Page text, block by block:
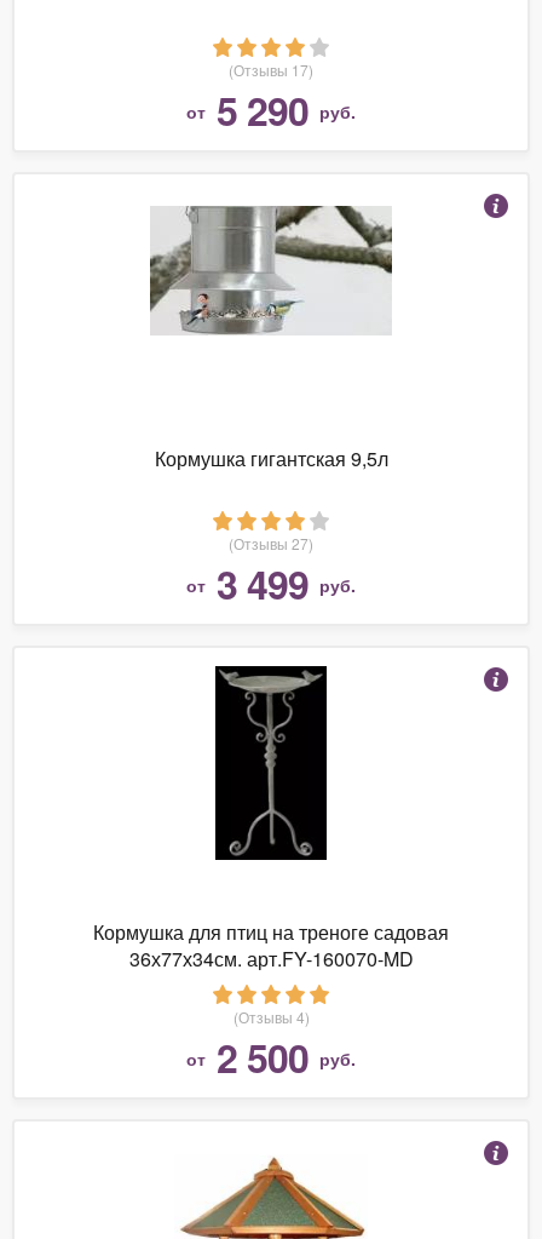
(Отзывы 17)
от 5 290 руб.
Кормушка гигантская 9,5л
(Отзывы 27)
от 3 499 руб.
Кормушка для птиц на треноге садовая
36х77х34см. арт.FY-160070-MD
(Отзывы 4)
от 2 500 руб.